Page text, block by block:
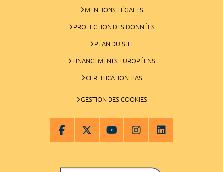
MENTIONS LÉGALES
PROTECTION DES DONNÉES
PLAN DU SITE
FINANCEMENTS EUROPÉENS
CERTIFICATION HAS
GESTION DES COOKIES